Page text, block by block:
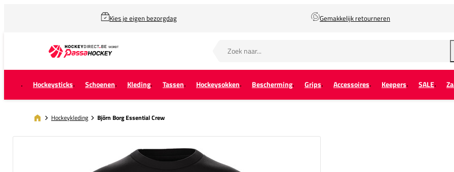
Kies je eigen bezorgdag Gemakkelijk retourneren
Hockeysticks Schoenen Kleding Tassen Hockeysokken Bescherming Grips Accessoires Keepers SALE
Hockeykleding Björn Borg Essential Crew